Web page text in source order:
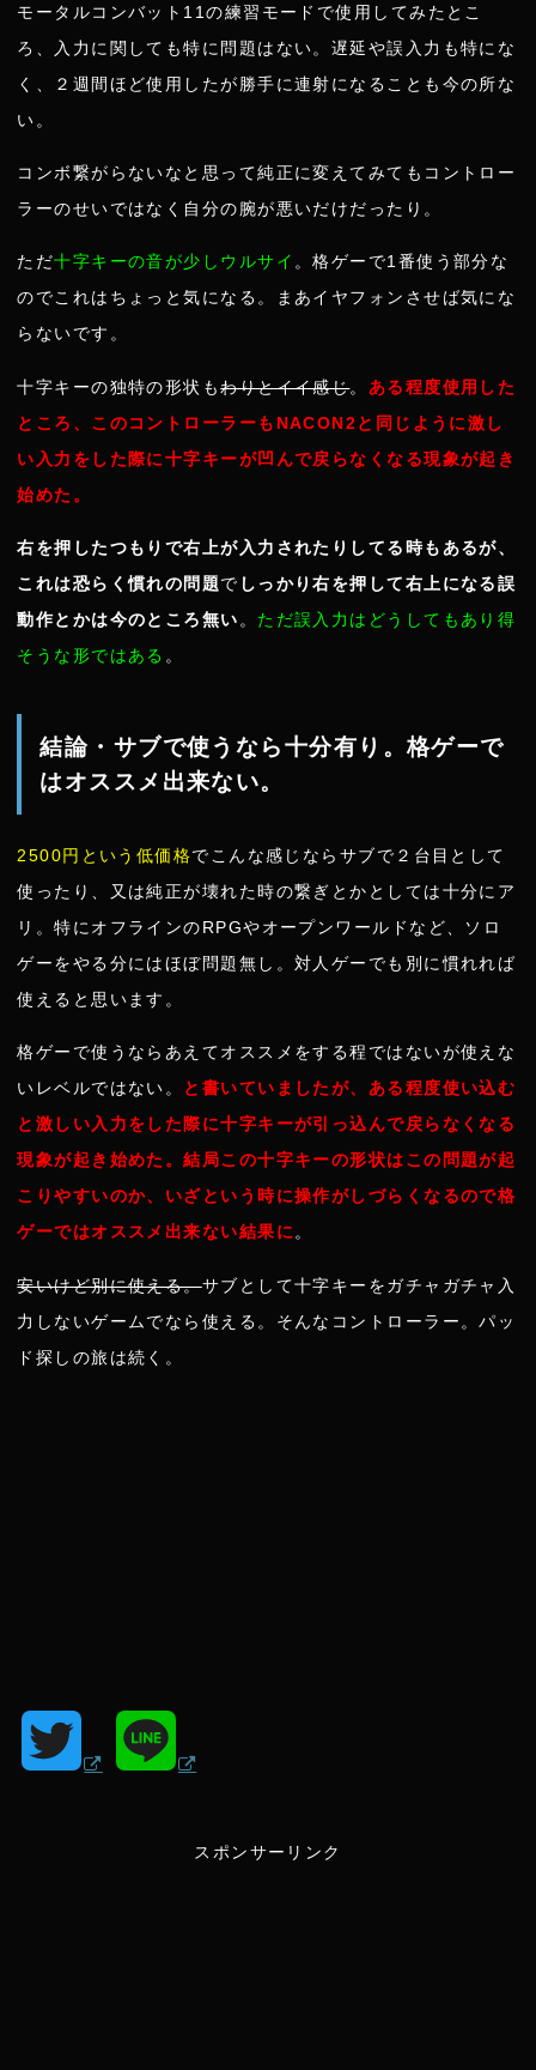
モータルコンバット11の練習モードで使用してみたとこ
ろ、入力に関しても特に問題はない。遅延や誤入力も特にな
く、２週間ほど使用したが勝手に連射になることも今の所な
い。
コンボ繋がらないなと思って純正に変えてみてもコントロー
ラーのせいではなく自分の腕が悪いだけだったり。
ただ十字キーの音が少しウルサイ 。格ゲーで1番使う部分な
のでこれはちょっと気になる。まあイヤフォンさせば気にな
らないです。
十字キーの独特の形状もわりとイイ感じ。 ある程度使用した
ところ、このコントローラーもNACON2と同じように激し
い入力をした際に十字キーが凹んで戻らなくなる現象が起き
始めた。
右を押したつもりで右上が入力されたりしてる時もあるが、
これは恐らく慣れの問題で しっかり右を押して右上になる誤
動作とかは今のところ無い 。 ただ誤入力はどうしてもあり得
そうな形ではある 。
結論・サブで使うなら十分有り。格ゲーで
はオススメ出来ない。
2500円という低価格でこんな感じならサブで２台目として
使ったり、又は純正が壊れた時の繋ぎとかとしては十分にア
リ。特にオフラインのRPGやオープンワールドなど、ソロ
ゲーをやる分にはほぼ問題無し。対人ゲーでも別に慣れれば
使えると思います。
格ゲーで使うならあえてオススメをする程ではないが使えな
いレベルではない。
と書いていましたが、ある程度使い込む
と激しい入力をした際に十字キーが引っ込んで戻らなくなる
現象が起き始めた。結局この十字キーの形状はこの問題が起
こりやすいのか、いざという時に操作がしづらくなるので格
ゲーではオススメ出来ない結果に 。
安いけど別に使える。サブとして十字キーをガチャガチャ入
力しないゲームでなら使える。そんなコントローラー。パッ
ド探しの旅は続く。
スポンサーリンク